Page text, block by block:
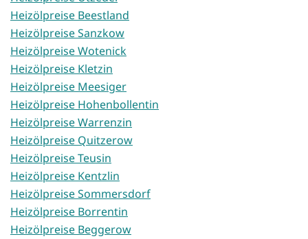
Heizölpreise Beestland
Heizölpreise Sanzkow
Heizölpreise Wotenick
Heizölpreise Kletzin
Heizölpreise Meesiger
Heizölpreise Hohenbollentin
Heizölpreise Warrenzin
Heizölpreise Quitzerow
Heizölpreise Teusin
Heizölpreise Kentzlin
Heizölpreise Sommersdorf
Heizölpreise Borrentin
Heizölpreise Beggerow